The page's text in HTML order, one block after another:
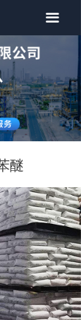
끀
醚